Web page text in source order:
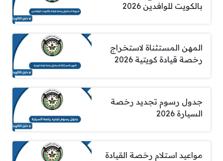
بالكويت للوافدين 2026
المهن المستثناة لاستخراج
رخصة قيادة كويتية 2026
جدول رسوم تجديد رخصة
السيارة 2026
مواعيد استلام رخصة القيادة